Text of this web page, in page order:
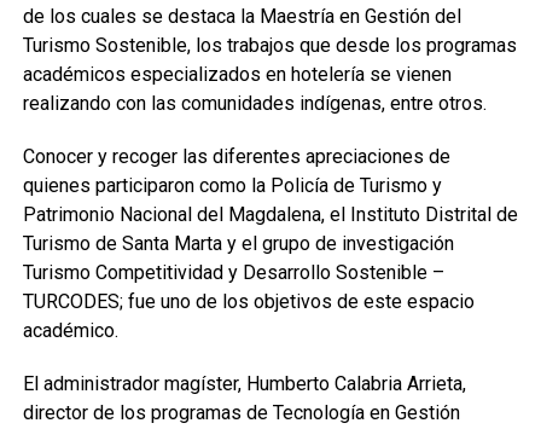
de los cuales se destaca la Maestría en Gestión del
Turismo Sostenible, los trabajos que desde los programas
académicos especializados en hotelería se vienen
realizando con las comunidades indígenas, entre otros.
Conocer y recoger las diferentes apreciaciones de
quienes participaron como la Policía de Turismo y
Patrimonio Nacional del Magdalena, el Instituto Distrital de
Turismo de Santa Marta y el grupo de investigación
Turismo Competitividad y Desarrollo Sostenible –
TURCODES; fue uno de los objetivos de este espacio
académico.
El administrador magíster, Humberto Calabria Arrieta,
director de los programas de Tecnología en Gestión